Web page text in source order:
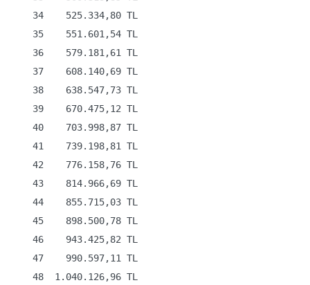
    34    525.334,80 TL
    35    551.601,54 TL
    36    579.181,61 TL
    37    608.140,69 TL
    38    638.547,73 TL
    39    670.475,12 TL
    40    703.998,87 TL
    41    739.198,81 TL
    42    776.158,76 TL
    43    814.966,69 TL
    44    855.715,03 TL
    45    898.500,78 TL
    46    943.425,82 TL
    47    990.597,11 TL
    48  1.040.126,96 TL